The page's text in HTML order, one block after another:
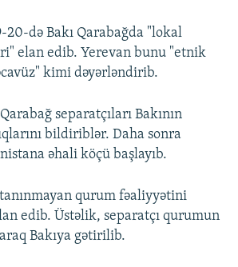
20-də Bakı Qarabağda "lokal
elan edib. Yerevan bunu "etnik
kimi dəyərləndirib.
separatçıları Bakının
bildiriblər. Daha sonra
əhali köçü başlayıb.
qurum fəaliyyətini
edib. Üstəlik, separatçı qurumun
Bakıya gətirilib.